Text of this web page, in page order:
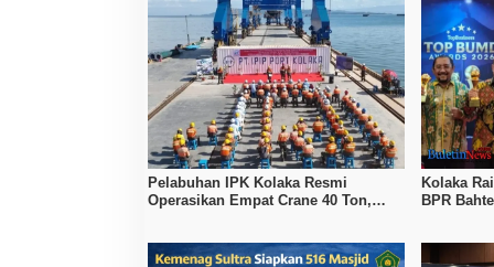
Pelabuhan IPK Kolaka Resmi
Operasikan Empat Crane 40 Ton,
Kolaka
BPR